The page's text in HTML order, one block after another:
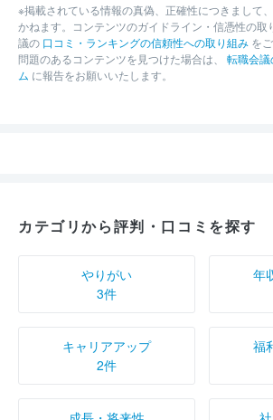
※掲載されている情報の真偽、正確性につきまして
かねます。コンテンツのガイドライン・信憑性の取
議の 口コミ・ランキングの信頼性への取り組み を
問題のあるコンテンツを見つけた場合は、 転職会
ム に報告をお願いいたします。
カテゴリから評判・口コミを探す
やりがい
3件
年
キャリアアップ
2件
福